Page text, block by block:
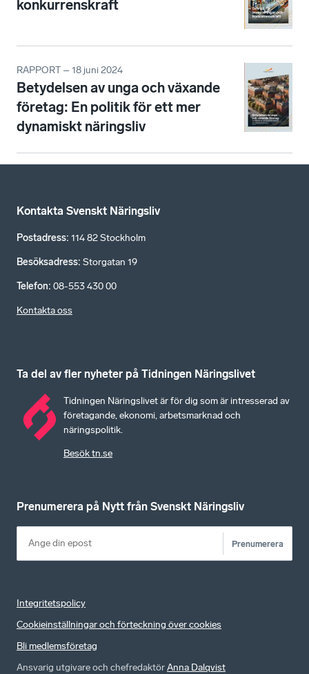
konkurrenskraft
RAPPORT – 18 juni 2024
Betydelsen av unga och växande
företag: En politik för ett mer
dynamiskt näringsliv
Kontakta Svenskt Näringsliv
Postadress: 114 82 Stockholm
Besöksadress: Storgatan 19
Telefon: 08-553 430 00
Kontakta oss
Ta del av fler nyheter på Tidningen Näringslivet
Tidningen Näringslivet är för dig som är intresserad av
företagande, ekonomi, arbetsmarknad och
näringspolitik.
Besök tn.se
Prenumerera på Nytt från Svenskt Näringsliv
Prenumerera
Integritetspolicy
Cookieinställningar och förteckning över cookies
Bli medlemsföretag
Ansvarig utgivare och chefredaktörAnna Dalqvist